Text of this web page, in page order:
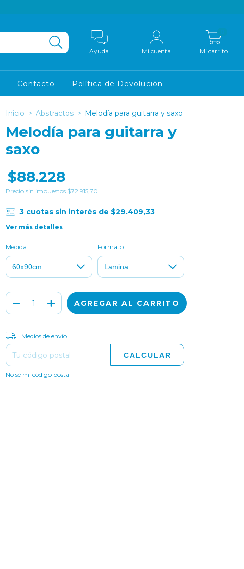
Ayuda Mi cuenta Mi carrito
Contacto Política de Devolución
Inicio > Abstractos > Melodía para guitarra y saxo
Melodía para guitarra y
saxo
$88.228
Precio sin impuestos $72.915,70
3 cuotas sin interés de $29.409,33
Ver más detalles
Medida Formato
Entregas para el CP:
Medios de envío
CALCULAR
No sé mi código postal